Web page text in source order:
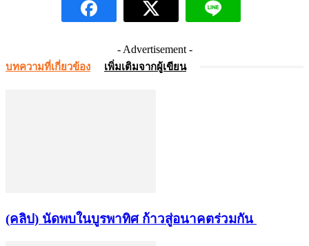
- Advertisement -
บทความที่เกี่ยวข้อง เพิ่มเติมจากผู้เขียน
(คลิป) นัดพบในบูรพาทิศ ก้าวสู่อนาคตร่วมกัน